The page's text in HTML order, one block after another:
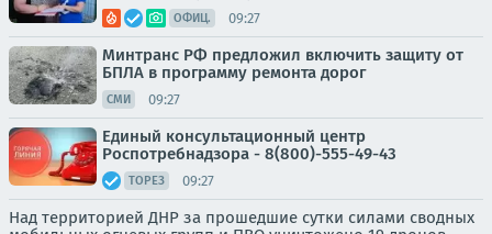
ОФИЦ. 09:27
Минтранс РФ предложил включить защиту от
БПЛА в программу ремонта дорог
СМИ 09:27
Единый консультационный центр
Роспотребнадзора - 8(800)-555-49-43
ТОРЕЗ 09:27
Над территорией ДНР за прошедшие сутки силами сводных